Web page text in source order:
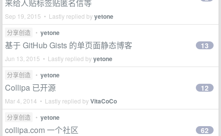
来给人贴标签贴匿名信等
Sep 19, 2015 • Lastly replied byyetone
分享创造 • yetone
基于 GitHub Gists 的单页面静态博客
Jun 13, 2015 • Lastly replied byyetone
13
分享创造 • yetone
Collipa 已开源
Mar 4, 2014 • Lastly replied byVitaCoCo
12
分享创造 • yetone
collipa.com 一个社区 62